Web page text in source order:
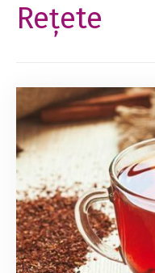
Rețete